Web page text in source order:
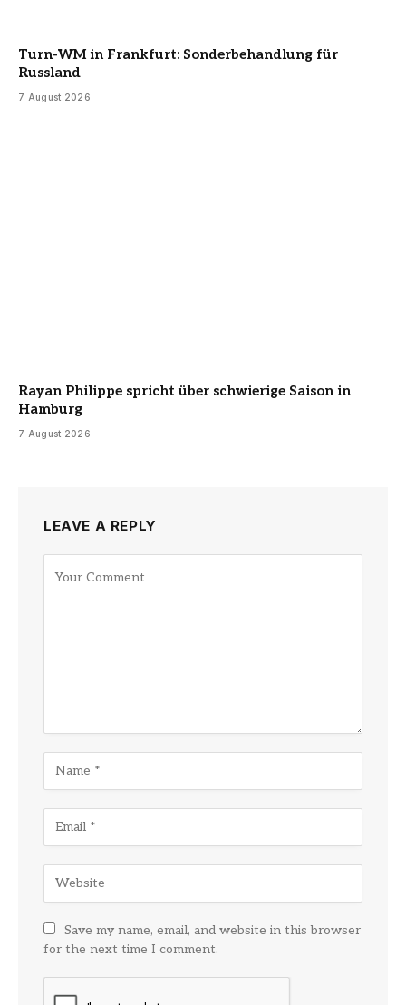
Turn-WM in Frankfurt: Sonderbehandlung für
Russland
7 August 2026
Rayan Philippe spricht über schwierige Saison in
Hamburg
7 August 2026
LEAVE A REPLY
Save my name, email, and website in this browser
for the next time I comment.